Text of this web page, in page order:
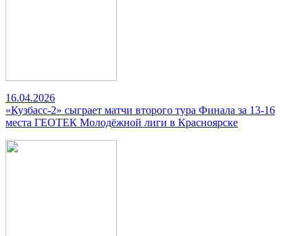
16.04.2026
«Кузбасс-2» сыграет матчи второго тура Финала за 13-16
места ГЕОТЕК Молодёжной лиги в Красноярске